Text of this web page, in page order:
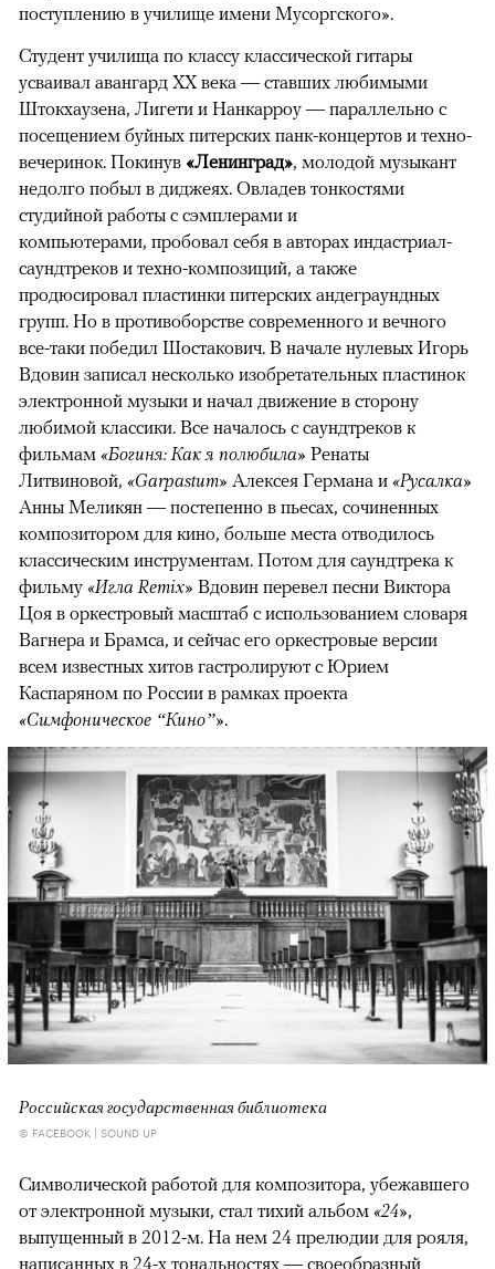
поступлению в училище имени Мусоргского».
00:00 / 00:00
Студент училища по классу классической гитары
усваивал авангард XX века — ставших любимыми
Штокхаузена, Лигети и Нанкарроу — параллельно с
посещением буйных питерских панк-концертов и техно-
вечеринок. Покинув «Ленинград», молодой музыкант
недолго побыл в диджеях. Овладев тонкостями
студийной работы с сэмплерами и
компьютерами, пробовал себя в авторах индастриал-
саундтреков и техно-композиций, а также
продюсировал пластинки питерских андеграундных
групп. Но в противоборстве современного и вечного
все-таки победил Шостакович. В начале нулевых Игорь
Вдовин записал несколько изобретательных пластинок
электронной музыки и начал движение в сторону
любимой классики. Все началось с саундтреков к
фильмам «Богиня: Как я полюбила» Ренаты
Литвиновой, «Garpastum» Алексея Германа и «Русалка»
Анны Меликян — постепенно в пьесах, сочиненных
композитором для кино, больше места отводилось
классическим инструментам. Потом для саундтрека к
фильму «Игла Remix» Вдовин перевел песни Виктора
Цоя в оркестровый масштаб с использованием словаря
Вагнера и Брамса, и сейчас его оркестровые версии
всем известных хитов гастролируют с Юрием
Каспаряном по России в рамках проекта
«Симфоническое “Кино”».
Российская государственная библиотека
© FACEBOOK | SOUND UP
Символической работой для композитора, убежавшего
от электронной музыки, стал тихий альбом «24»,
выпущенный в 2012-м. На нем 24 прелюдии для рояля,
написанных в 24-х тональностях — своеобразный